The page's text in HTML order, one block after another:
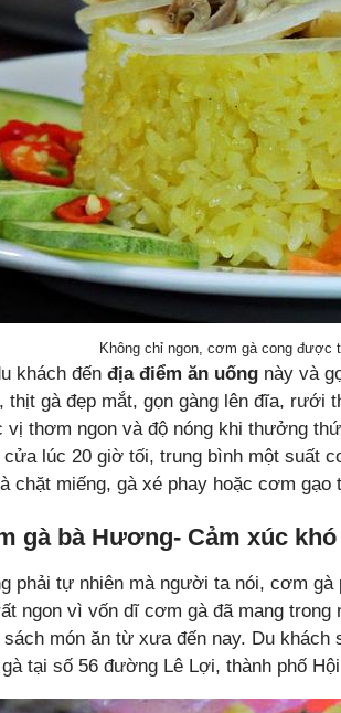
Không chỉ ngon, cơm gà cong được
khách đến địa điểm ăn uống này và
thịt gà đẹp mắt, gọn gàng lên đĩa, rưới
vị thơm ngon và độ nóng khi thưởng
cửa lúc 20 giờ tối, trung bình một suất
chặt miếng, gà xé phay hoặc cơm
gà bà Hương- Cảm xúc khó
phải tự nhiên mà người ta nói, cơm
ngon vì vốn dĩ cơm gà đã mang
sách món ăn từ xưa đến nay. Du
tại số 56 đường Lê Lợi, thành phố